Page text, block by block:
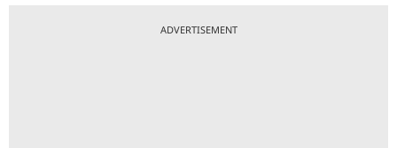
ADVERTISEMENT